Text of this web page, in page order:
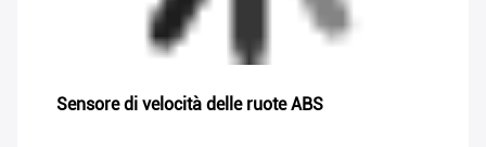
Sensore di velocità delle ruote ABS